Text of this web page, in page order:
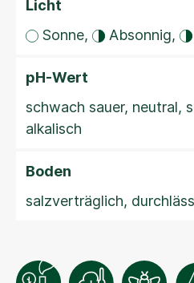
Licht
Sonne,
Absonnig,
pH-Wert
schwach sauer, neutral,
alkalisch
Boden
salzverträglich,